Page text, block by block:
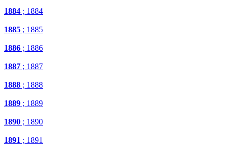
1884 ; 1884
1885 ; 1885
1886 ; 1886
1887 ; 1887
1888 ; 1888
1889 ; 1889
1890 ; 1890
1891 ; 1891